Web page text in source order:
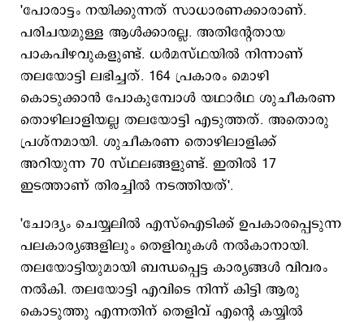
'പോരാട്ടം നയിക്കുന്നത് സാധാരണക്കാരാണ്.
പരിചയമുള്ള ആള്‍ക്കാരല്ല. അതിന്‍റേതായ
പാകപിഴവുകളുണ്ട്. ധര്‍മസ്ഥയില്‍ നിന്നാണ്
തലയോട്ടി ലഭിച്ചത്. 164 പ്രകാരം മൊഴി
കൊടുക്കാന്‍ പോകുമ്പോള്‍ യഥാര്‍ഥ ശുചീകരണ
തൊഴിലാളിയല്ല തലയോട്ടി എടുത്തത്. അതൊരു
പ്രശ്നമായി. ശുചീകരണ തൊഴിലാളിക്ക്
അറിയുന്ന 70 സ്ഥലങ്ങളുണ്ട്. ഇതില്‍ 17
ഇടത്താണ് തിരച്ചില്‍ നടത്തിയത്'.
'ചോദ്യം ചെയ്യലില്‍ എസ്ഐടിക്ക് ഉപകാരപ്പെടുന്ന
പലകാര്യങ്ങളിലും തെളിവുകള്‍ നല്‍കാനായി.
തലയോട്ടിയുമായി ബന്ധപ്പെട്ട കാര്യങ്ങള്‍ വിവരം
നല്‍കി. തലയോട്ടി എവിടെ നിന്ന് കിട്ടി ആരു
കൊടുത്തു എന്നതിന് തെളിവ് എന്‍റെ കയ്യില്‍